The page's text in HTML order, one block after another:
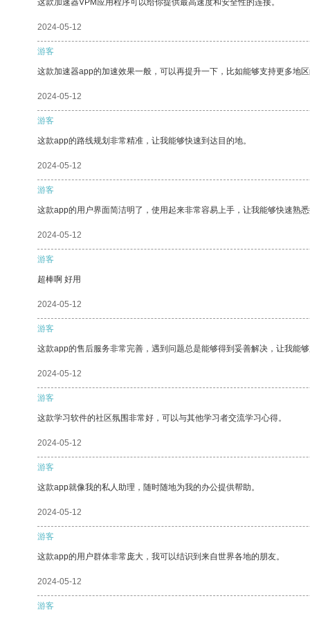
这款加速器VPM应用程序可以给你提供最高速度和安全性的连接。
2024-05-12
游客
这款加速器app的加速效果一般，可以再提升一下，比如能够支持更多地区
2024-05-12
游客
这款app的路线规划非常精准，让我能够快速到达目的地。
2024-05-12
游客
这款app的用户界面简洁明了，使用起来非常容易上手，让我能够快速熟悉
2024-05-12
游客
超棒啊 好用
2024-05-12
游客
这款app的售后服务非常完善，遇到问题总是能够得到妥善解决，让我能够
2024-05-12
游客
这款学习软件的社区氛围非常好，可以与其他学习者交流学习心得。
2024-05-12
游客
这款app就像我的私人助理，随时随地为我的办公提供帮助。
2024-05-12
游客
这款app的用户群体非常庞大，我可以结识到来自世界各地的朋友。
2024-05-12
游客